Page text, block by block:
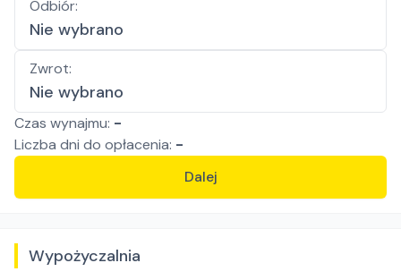
Odbiór:
Nie wybrano
Zwrot:
Nie wybrano
Czas wynajmu: -
Liczba dni do opłacenia: -
Dalej
Wypożyczalnia